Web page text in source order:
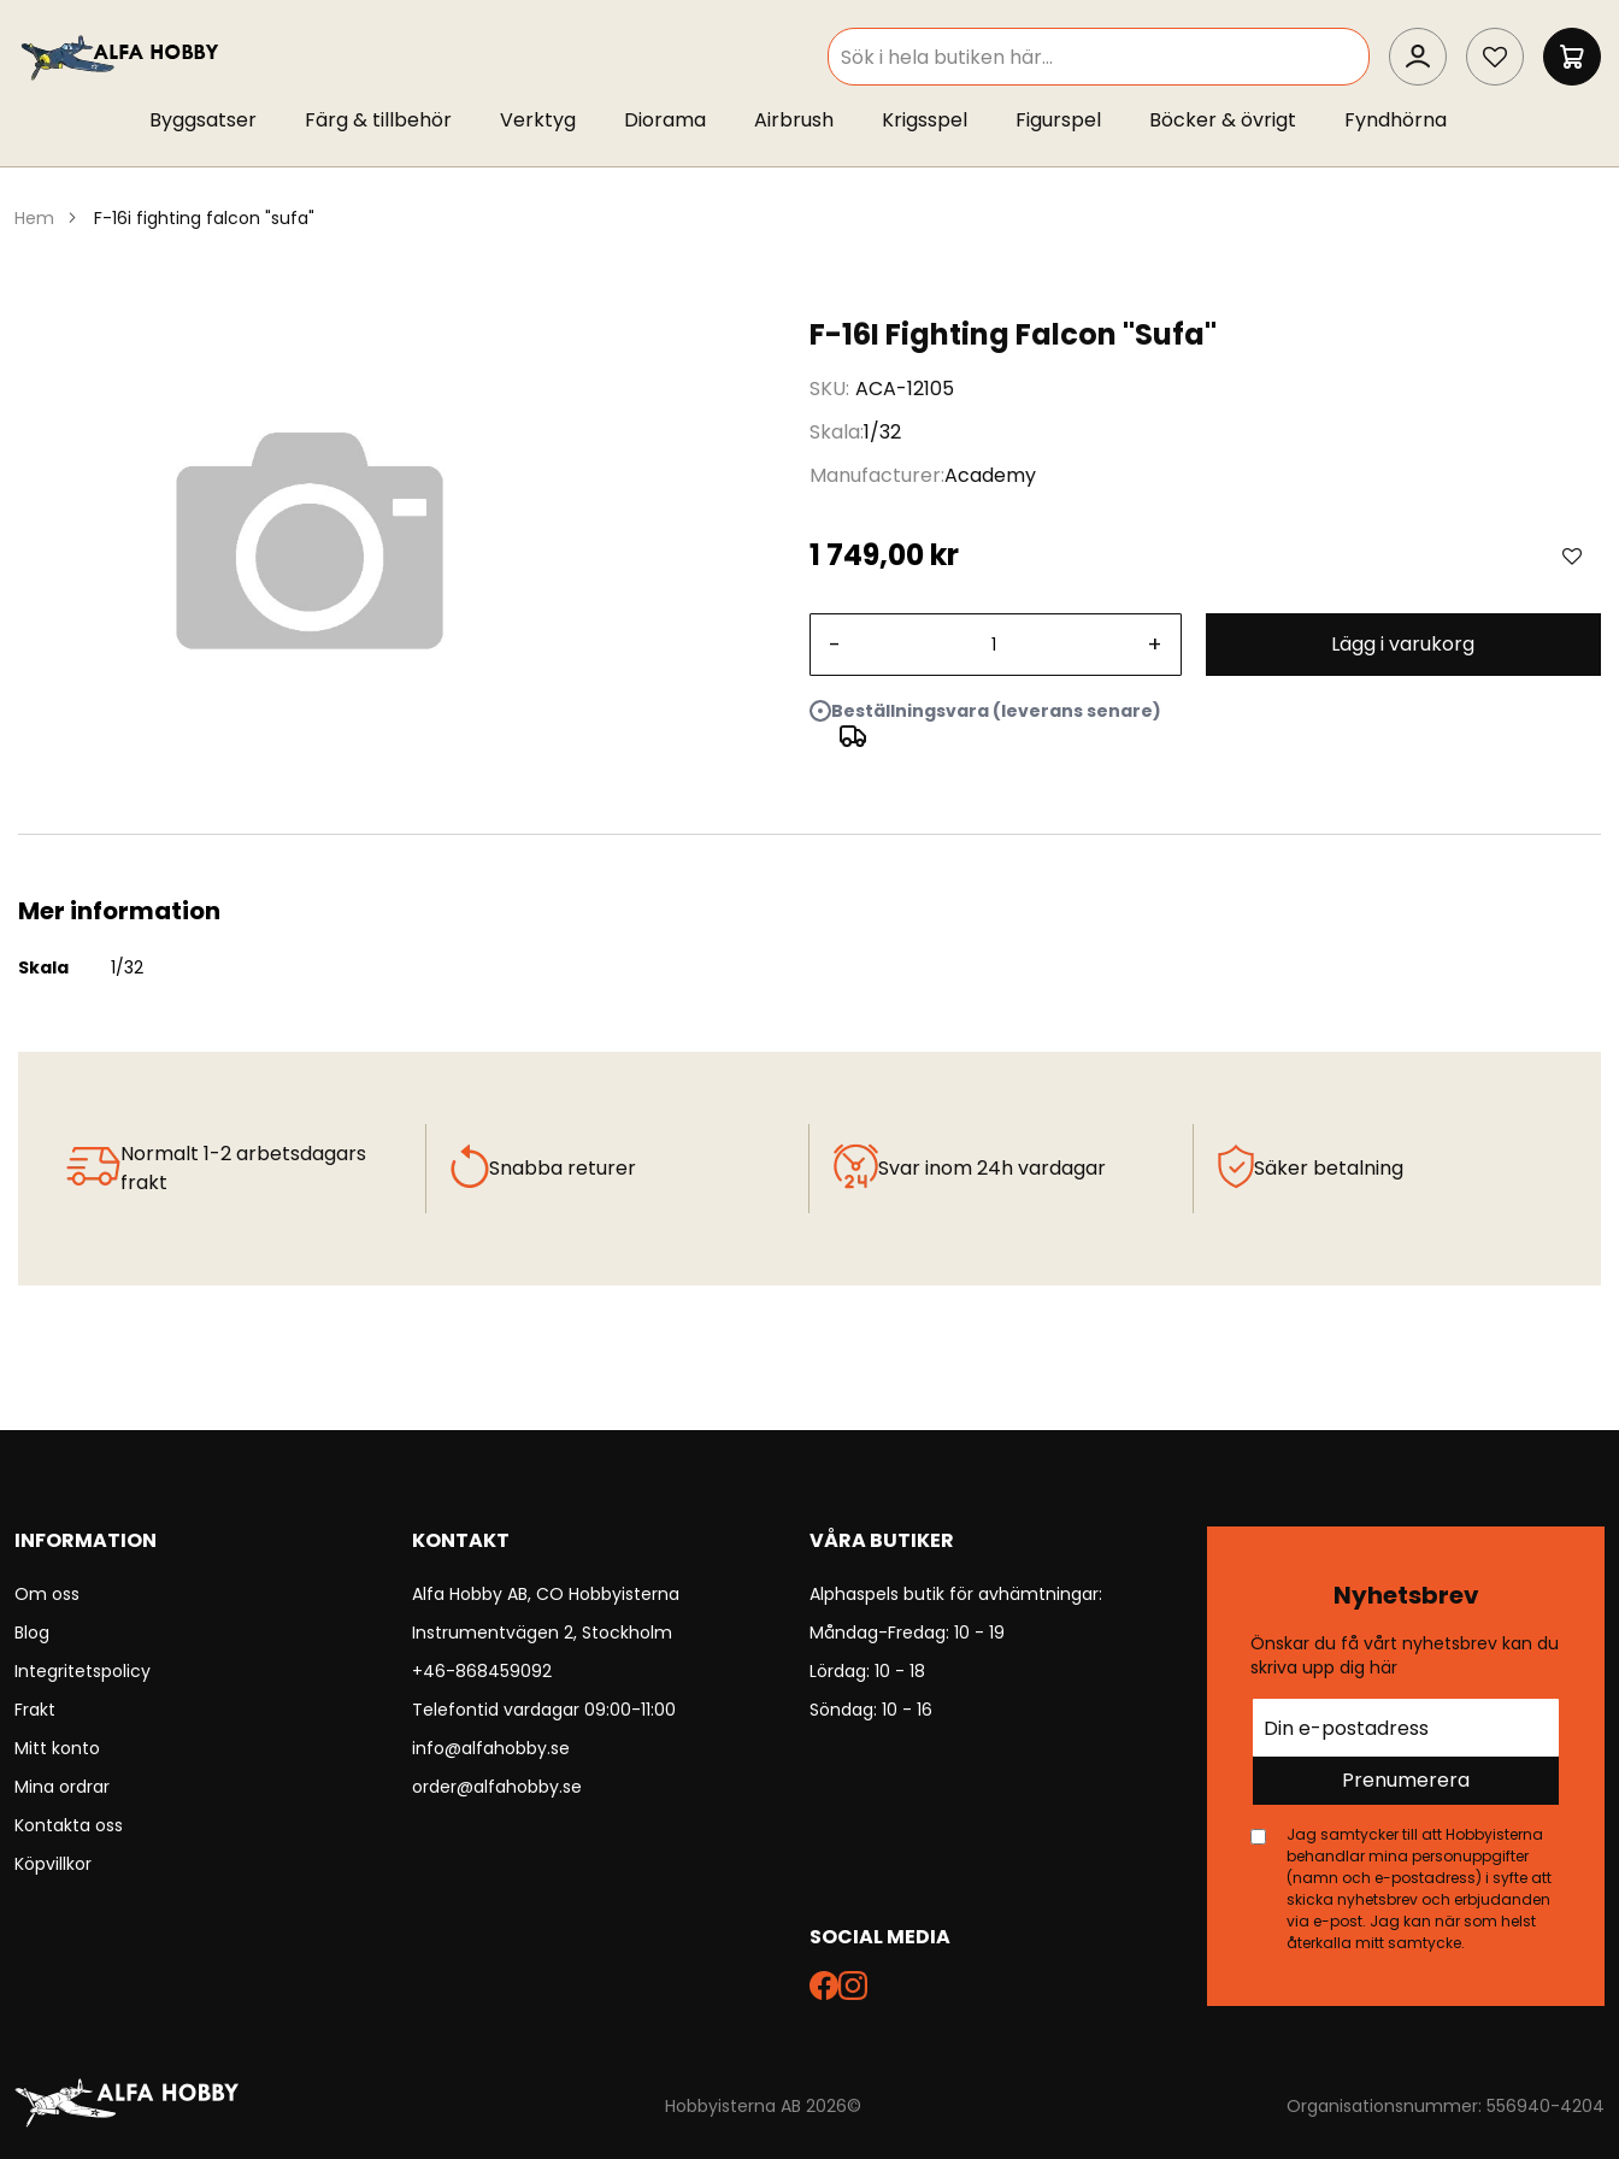
SEARCH
SEARCH
MIN
Byggsatser Färg & tillbehör Verktyg Diorama Airbrush Krigsspel Figurspel Böcker & övrigt Fyndhörna
hem f-16i fighting falcon "sufa"
F-16I Fighting Falcon "Sufa"
SKU ACA-12105
Skala1/32
ManufacturerAcademy
1 749,00 kr
- + Lägg i varukorg
Beställningsvara (leverans senare)
början
Mer information
Mer
Skala 1/32
Normalt 1-2 arbetsdagars
frakt
Snabba returer Svar inom 24h vardagar Säker betalning
INFORMATION
Om oss
Blog
Integritetspolicy
Frakt
Mitt konto
Mina ordrar
Kontakta oss
Köpvillkor
KONTAKT
Alfa Hobby AB, CO Hobbyisterna
Instrumentvägen 2, Stockholm
+46-868459092
Telefontid vardagar 09:00-11:00
info@alfahobby.se
order@alfahobby.se
VÅRA BUTIKER
Alphaspels butik för avhämtningar:
Måndag-Fredag: 10 - 19
Lördag: 10 - 18
Söndag: 10 - 16
SOCIAL MEDIA
Nyhetsbrev
Önskar du få vårt nyhetsbrev kan du
skriva upp dig här
Prenumerera
Jag samtycker till att Hobbyisterna
behandlar mina personuppgifter
(namn och e-postadress) i syfte att
skicka nyhetsbrev och erbjudanden
via e-post. Jag kan när som helst
återkalla mitt samtycke.
Hobbyisterna AB 2026© Organisationsnummer: 556940-4204